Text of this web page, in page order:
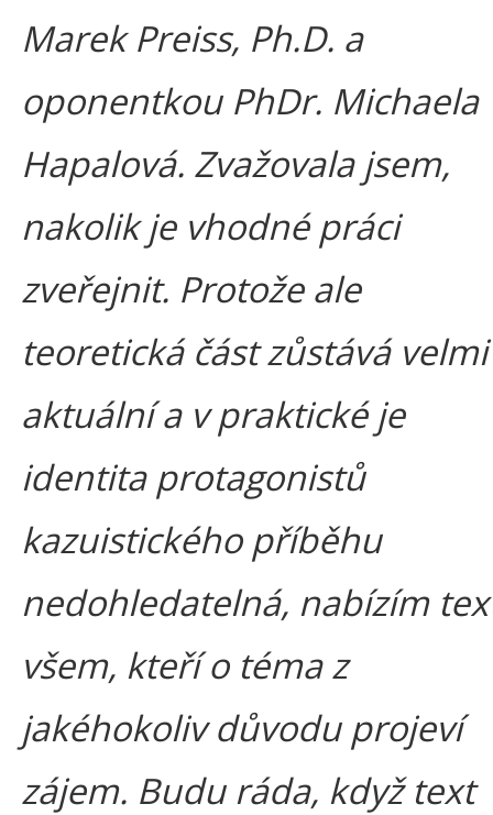
Marek Preiss, Ph.D. a
oponentkou PhDr. Michaela
Hapalová. Zvažovala jsem,
nakolik je vhodné práci
zveřejnit. Protože ale
teoretická část zůstává velmi
aktuální a v praktické je
identita protagonistů
kazuistického příběhu
nedohledatelná, nabízím
všem, kteří o téma z
jakéhokoliv důvodu projeví
zájem. Budu ráda, když text